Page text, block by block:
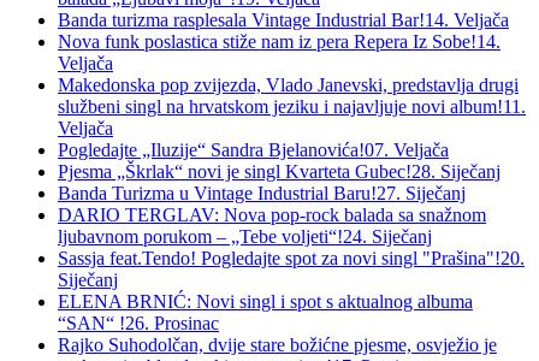
Banda turizma rasplesala Vintage Industrial Bar!14. Veljača
Nova funk poslastica stiže nam iz pera Repera Iz Sobe!14.
Veljača
Makedonska pop zvijezda, Vlado Janevski, predstavlja drugi
službeni singl na hrvatskom jeziku i najavljuje novi album!11.
Veljača
Pogledajte „Iluzije“ Sandra Bjelanovića!07. Veljača
Pjesma „Škrlak“ novi je singl Kvarteta Gubec!28. Siječanj
Banda Turizma u Vintage Industrial Baru!27. Siječanj
DARIO TERGLAV: Nova pop-rock balada sa snažnom
ljubavnom porukom – „Tebe voljeti“!24. Siječanj
Sassja feat.Tendo! Pogledajte spot za novi singl "Prašina"!20.
Siječanj
ELENA BRNIĆ: Novi singl i spot s aktualnog albuma
“SAN“ !26. Prosinac
Rajko Suhodolčan, dvije stare božićne pjesme, osvježio je